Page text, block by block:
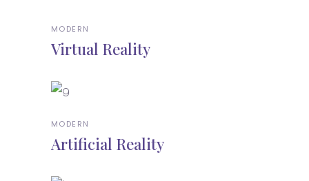
MODERN
Virtual Reality
MODERN
Artificial Reality